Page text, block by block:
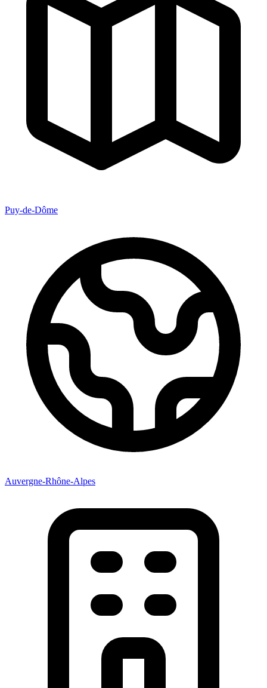
Puy-de-Dôme
Auvergne-Rhône-Alpes